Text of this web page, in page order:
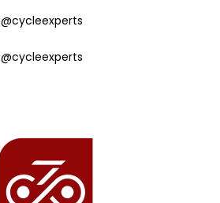
@cycleexperts
@cycleexperts